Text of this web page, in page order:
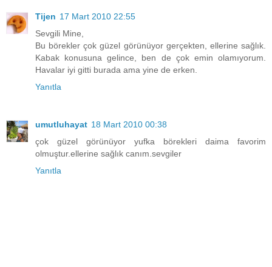
Tijen 17 Mart 2010 22:55
Sevgili Mine,
Bu börekler çok güzel görünüyor gerçekten, ellerine sağlık.
Kabak konusuna gelince, ben de çok emin olamıyorum.
Havalar iyi gitti burada ama yine de erken.
Yanıtla
umutluhayat 18 Mart 2010 00:38
çok güzel görünüyor yufka börekleri daima favorim
olmuştur.ellerine sağlık canım.sevgiler
Yanıtla